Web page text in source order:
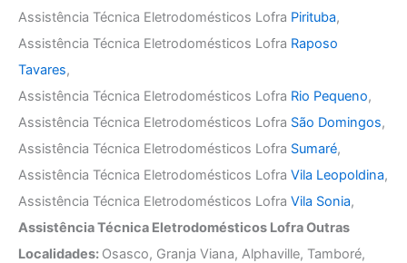
Assistência Técnica Eletrodomésticos Lofra Pirituba,
Assistência Técnica Eletrodomésticos Lofra Raposo
Tavares,
Assistência Técnica Eletrodomésticos Lofra Rio Pequeno,
Assistência Técnica Eletrodomésticos Lofra São Domingos,
Assistência Técnica Eletrodomésticos Lofra Sumaré,
Assistência Técnica Eletrodomésticos Lofra Vila Leopoldina,
Assistência Técnica Eletrodomésticos Lofra Vila Sonia,
Assistência Técnica Eletrodomésticos Lofra Outras
Localidades: Osasco, Granja Viana, Alphaville, Tamboré,